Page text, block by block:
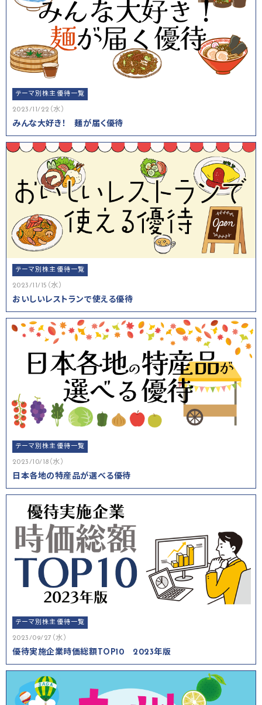
テーマ別株主優待一覧
2023/11/22（水）
みんな大好き！ 麺が届く優待
テーマ別株主優待一覧
2023/11/15（水）
おいしいレストランで使える優待
テーマ別株主優待一覧
2023/10/18（水）
日本各地の特産品が選べる優待
テーマ別株主優待一覧
2023/09/27（水）
優待実施企業時価総額TOP10 2023年版